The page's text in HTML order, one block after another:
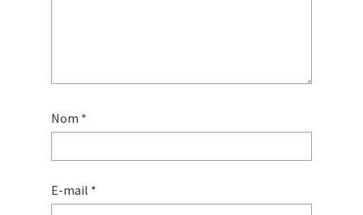
Nom *
E-mail *